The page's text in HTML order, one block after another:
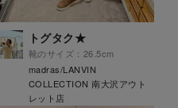
トグタク★
靴のサイズ：26.5cm
madras/LANVIN
COLLECTION 南大沢アウト
レット店